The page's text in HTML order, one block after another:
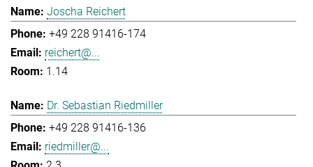
Joscha Reichert
+49 228 91416-174
reichert@...
1.14
Dr. Sebastian Riedmiller
+49 228 91416-136
riedmiller@...